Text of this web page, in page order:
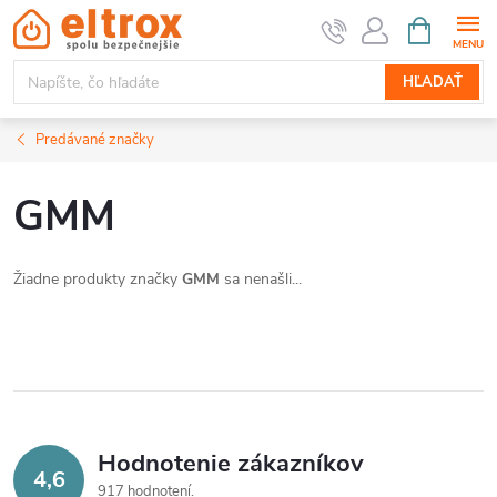
Prejsť
na
obsah
HĽADAŤ
KOŠÍK
Predávané značky
GMM
Žiadne produkty značky GMM sa nenašli...
4,6 Hodnotenie zákazníkov
917 hodnotení